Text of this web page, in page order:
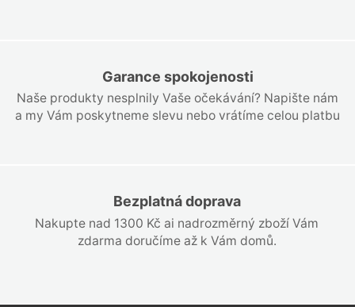
Garance spokojenosti
Naše produkty nesplnily Vaše očekávání? Napište nám
a my Vám poskytneme slevu nebo vrátíme celou platbu
Bezplatná doprava
Nakupte nad 1300 Kč ai nadrozměrný zboží Vám
zdarma doručíme až k Vám domů.